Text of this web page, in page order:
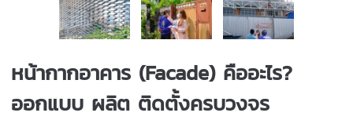
หน้ากากอาคาร (Facade) คืออะไร?
ออกแบบ ผลิต ติดตั้งครบวงจร